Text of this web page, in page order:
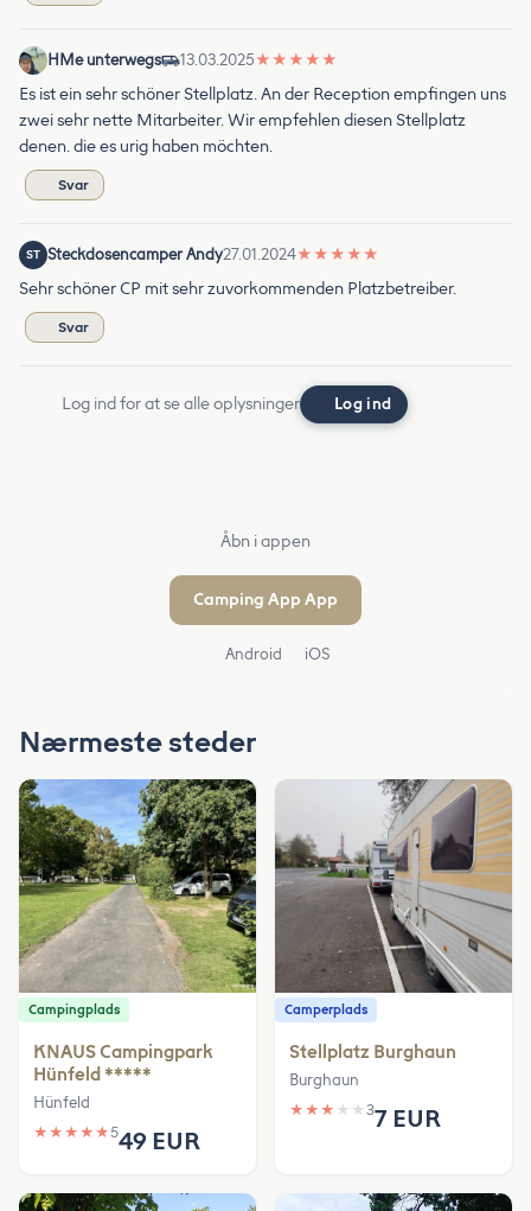
HMe unterwegs 13.03.2025★ ★ ★ ★ ★
Es ist ein sehr schöner Stellplatz. An der Reception empfingen uns
zwei sehr nette Mitarbeiter. Wir empfehlen diesen Stellplatz
denen. die es urig haben möchten.
Svar
ST Steckdosencamper Andy27.01.2024★ ★ ★ ★ ★
Sehr schöner CP mit sehr zuvorkommenden Platzbetreiber.
Svar
Log ind for at se alle oplysninger Log ind
Åbn i appen
Camping App App
Android iOS
Nærmeste steder
Campingplads
KNAUS Campingpark
Hünfeld *****
Hünfeld
★ ★ ★ ★ ★549 EUR
Camperplads
Stellplatz Burghaun
Burghaun
★ ★ ★ ★ ★ 37 EUR